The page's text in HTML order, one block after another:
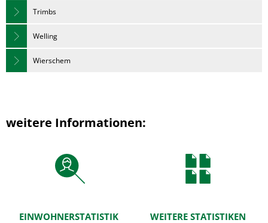
Trimbs
Welling
Wierschem
weitere Informationen:
EINWOHNERSTATISTIK WEITERE STATISTIKEN